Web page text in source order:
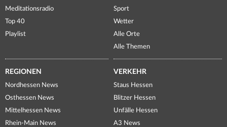
Meditationsradio
Top 40
Playlist
Sport
Wetter
Alle Orte
Alle Themen
REGIONEN
Nordhessen News
Osthessen News
Mittelhessen News
Rhein-Main News
VERKEHR
Staus Hessen
Blitzer Hessen
Unfälle Hessen
A3 News